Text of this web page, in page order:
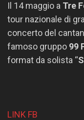
Il 14 maggio a Tre
tour nazionale di
concerto del
famoso gruppo 99
format da solista “
LINK FB